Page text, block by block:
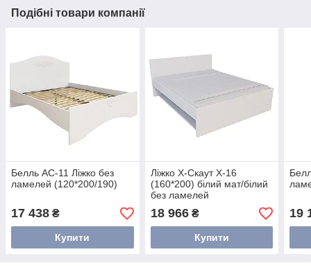
Подібні товари компанії
Белль АС-11 Ліжко без
ламелей (120*200/190)
17 438 ₴
Купити
Ліжко Х-Скаут Х-16
(160*200) білий мат/білий
без ламелей
18 966₴
Купити
19